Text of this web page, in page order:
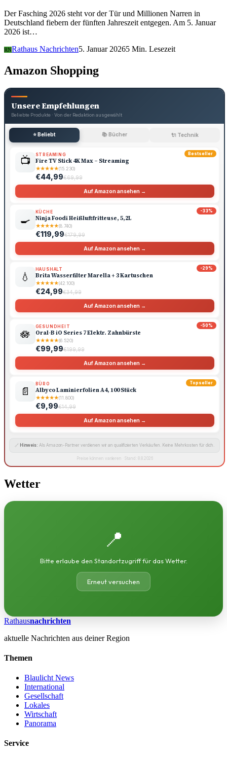
Der Fasching 2026 steht vor der Tür und Millionen Narren in
Deutschland fiebern der fünften Jahreszeit entgegen. Am 5. Januar
2026 ist…
RNRathaus Nachrichten5. Januar 20265 Min. Lesezeit
Amazon Shopping
Unsere Empfehlungen
Beliebte Produkte · Von der Redaktion ausgewählt
⭐ Beliebt 📚 Bücher 🔌 Technik
Bestseller
📺 STREAMING
Fire TV Stick 4K Max – Streaming
★★★★★(15.230)
€44,99€69,99
Auf Amazon ansehen →
-33%
🍳
KÜCHE
Ninja Foodi Heißluftfritteuse, 5,2L
★★★★★(8.740)
€119,99€179,99
Auf Amazon ansehen →
-29%
💧
HAUSHALT
Brita Wasserfilter Marella + 3 Kartuschen
★★★★★(42.100)
€24,99€34,99
Auf Amazon ansehen →
-50%
🪷
GESUNDHEIT
Oral-B iO Series 7 Elektr. Zahnbürste
★★★★★(6.520)
€99,99€199,99
Auf Amazon ansehen →
Topseller
📄
BÜRO
Albyco Laminierfolien A4, 100 Stück
★★★★★(11.800)
€9,99€14,99
Auf Amazon ansehen →
🔗 Hinweis: Als Amazon-Partner verdienen wir an qualifizierten Verkäufen. Keine Mehrkosten für dich.
Preise können variieren · Stand: 8.8.2026
Wetter
📍
Bitte erlaube den Standortzugriff für das Wetter.
Erneut versuchen
Rathausnachrichten
aktuelle Nachrichten aus deiner Region
Themen
Blaulicht News
International
Gesellschaft
Lokales
Wirtschaft
Panorama
Service